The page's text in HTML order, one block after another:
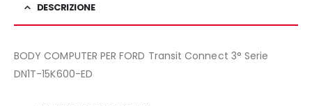
DESCRIZIONE
BODY COMPUTER PER FORD Transit Connect 3° Serie
DN1T-15K600-ED